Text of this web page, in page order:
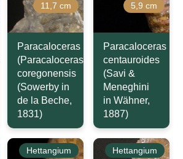
11,7 cm
Paracaloceras
(Paracaloceras)
coregonensis
(Sowerby in
de la Beche,
1831)
5,9 cm
Paracaloceras
centauroides
(Savi &
Meneghini
in Wähner,
1887)
Hettangium
Hettangium